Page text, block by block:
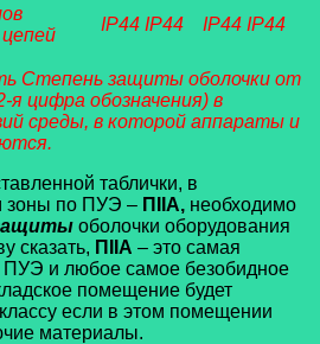
IP44 IP44 IP44 IP44
Степень защиты оболочки от
я цифра обозначения) в
среды, в которой аппараты и
таблички, в
зоны по ПУЭ – ПIIA, необходимо
оболочки оборудования
сказать, ПIIA – это самая
ПУЭ и любое самое безобидное
помещение будет
если в этом помещении
материалы.